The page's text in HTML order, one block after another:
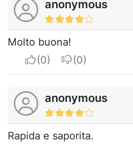
anonymous
Molto buona!
I apreciateI do not
anonymous
Rapida e saporita.